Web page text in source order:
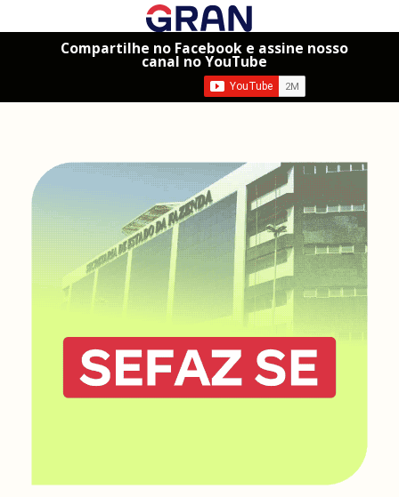
Compartilhe no Facebook e assine nosso
canal no YouTube